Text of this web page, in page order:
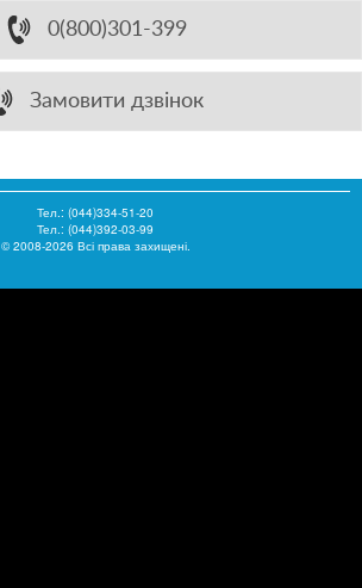
0(800)301-399
Замовити дзвінок
Тел.: (044)334-51-20
Тел.: (044)392-03-99
© 2008-2026 Всі права захищені.